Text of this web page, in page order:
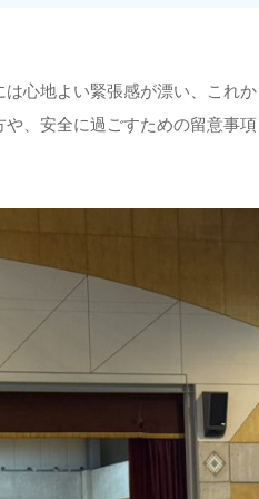
心地よい緊張感が漂い、これ
、安全に過ごすための留意事